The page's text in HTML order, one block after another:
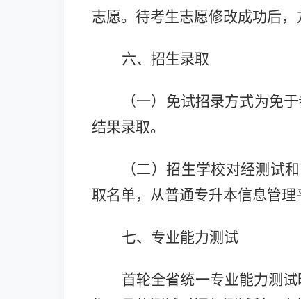
志愿。待考生志愿修改成功后，
六、招生录取
（一）免试招录方式为免
结果录取。
（二）招生学校对经测试
取名单，从普通专升本信息管理
七、专业能力测试
首轮全省统一专业能力测